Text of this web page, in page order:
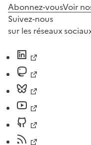
Abonnez-vousVoir
Suivez-nous
sur les réseaux